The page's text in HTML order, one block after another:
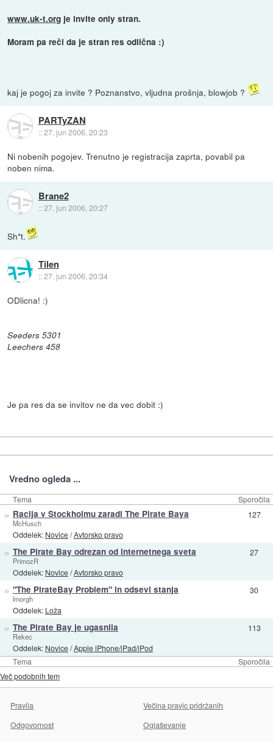
www.uk-t.org je invite only stran.
Moram pa reči da je stran res odlična :)
kaj je pogoj za invite ? Poznanstvo, vljudna prošnja, blowjob ?
PARTyZAN
::27. jun 2006, 20:23
Ni nobenih pogojev. Trenutno je registracija zaprta, povabil pa
noben nima.
Brane2
::27. jun 2006, 20:27
Sh*t.
Tilen
::27. jun 2006, 20:34
ODlicna! :)
Seeders 5301
Leechers 458
Je pa res da se invitov ne da vec dobit :)
Vredno ogleda ...
Tema Sporočila
Tema Sporočila
» Racija v Stockholmu zaradi The Pirate Baya
McHusch
Oddelek: Novice/Avtorsko pravo
127
» The Pirate Bay odrezan od internetnega sveta
PrimozR
Oddelek: Novice/Avtorsko pravo
27
» "The PirateBay Problem" in odsevi stanja
lmorgh
Oddelek: Loža
30
» The Pirate Bay je ugasnila
Rekec
Oddelek: Novice/Apple iPhone/iPad/iPod
113
Več podobnih tem
Pravila
Večina pravic pridržanih
Odgovornost
Oglaševanje